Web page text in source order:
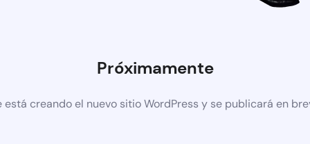
Próximamente
está creando el nuevo sitio WordPress y se publicará en